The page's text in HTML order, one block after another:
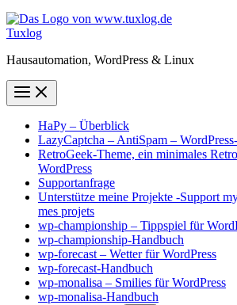
Tuxlog
Hausautomation, WordPress & Linux
HaPy – Überblick
LazyCaptcha – AntiSpam –
RetroGeek-Theme, ein minimales
WordPress
Supportanfrage
Unterstütze meine Projekte -Support
mes projets
wp-championship – Tippspiel für
wp-championship-Handbuch
wp-forecast – Wetter für WordPress
wp-forecast-Handbuch
wp-monalisa – Smilies für WordPress
wp-monalisa-Handbuch